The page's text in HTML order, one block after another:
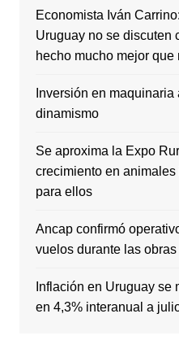
Economista Iván
Uruguay no se discuten
hecho mucho mejor que
Inversión en
dinamismo
Se aproxima la Expo
crecimiento en
para ellos
Ancap confirmó
vuelos durante las
Inflación en Uruguay se
en 4,3% interanual a